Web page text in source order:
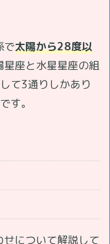
で太陽から28度以
星座と水星星座の組
て3通りしかあり
す。
について解説して